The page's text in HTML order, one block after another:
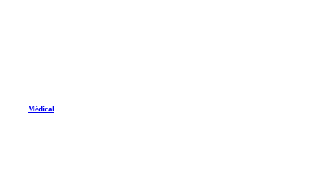
Médical